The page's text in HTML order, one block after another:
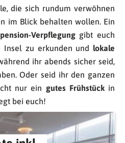
die sich rundum verwöhnen
im Blick behalten wollen. Ein
Verpflegunggibt euch
Insel zu erkunden und lokale
ihr abends sicher seid,
Oder seid ihr den ganzen
nur ein gutes Frühstückin
bei euch!